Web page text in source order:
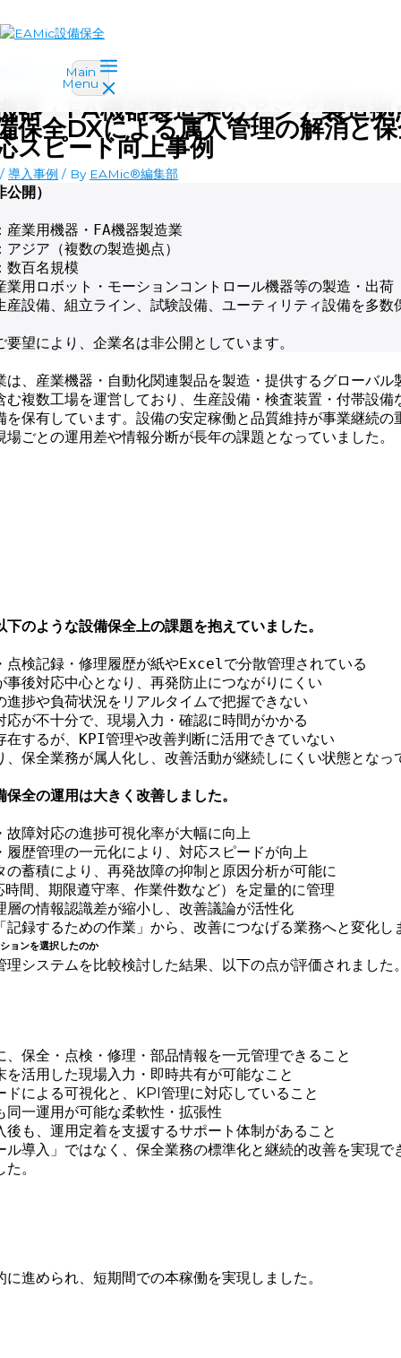
内容をスキップ
Main
Menu
器・FA機器製造業のアジア製造拠
保全DXによる属人管理の解消と
スピード向上事例
/ 導入事例 / By EAMic®編集部
開）
産業用機器・FA機器製造業
ジア（複数の製造拠点）
数百名規模
業用ロボット・モーションコントロール機器等の製造・出荷
産設備、組立ライン、試験設備、ユーティリティ設備を多数
望により、企業名は非公開としています。
は、産業機器・自動化関連製品を製造・提供するグローバル
む複数工場を運営しており、生産設備・検査装置・付帯設備
を保有しています。設備の安定稼働と品質維持が事業継続の
場ごとの運用差や情報分断が長年の課題となっていました。
下のような設備保全上の課題を抱えていました。
点検記録・修理履歴が紙やExcelで分散管理されている
事後対応中心となり、再発防止につながりにくい
進捗や負荷状況をリアルタイムで把握できない
応が不十分で、現場入力・確認に時間がかかる
在するが、KPI管理や改善判断に活用できていない
、保全業務が属人化し、改善活動が継続しにくい状態となっ
保全の運用は大きく改善しました。
故障対応の進捗可視化率が大幅に向上
履歴管理の一元化により、対応スピードが向上
の蓄積により、再発故障の抑制と原因分析が可能に
間、期限遵守率、作業件数など）を定量的に管理
層の情報認識差が縮小し、改善議論が活性化
記録するための作業」から、改善につなげる業務へと変化し
ョンを選択したのか
理システムを比較検討した結果、以下の点が評価されました
、保全・点検・修理・部品情報を一元管理できること
を活用した現場入力・即時共有が可能なこと
ドによる可視化と、KPI管理に対応していること
同一運用が可能な柔軟性・拡張性
後も、運用定着を支援するサポート体制があること
ル導入」ではなく、保全業務の標準化と継続的改善を実現で
。
に進められ、短期間での本稼働を実現しました。